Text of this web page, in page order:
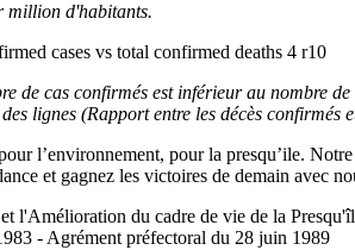
million d'habitants.
de cas confirmés est inférieur au nombre
lignes (Rapport entre les décès confirmés
l’environnement, pour la presqu’ile.
et gagnez les victoires de demain avec
l'Amélioration du cadre de vie de la
- Agrément préfectoral du 28 juin 1989